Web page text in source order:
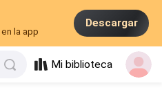
la app
Descargar
Mi biblioteca